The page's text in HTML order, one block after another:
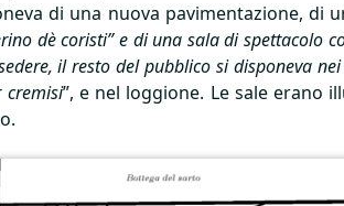
di una nuova pavimentazione, di
dè coristi” e di una sala di spettacolo
il resto del pubblico si disponeva
cremisi”, e nel loggione. Le sale erano